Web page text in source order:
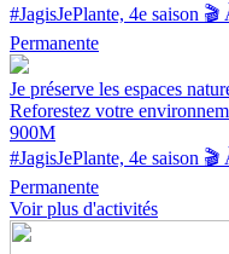
#JagisJePlante, 4e saison 🎬
Permanente
Je préserve les espaces
Reforestez votre
900M
#JagisJePlante, 4e saison 🎬
Permanente
Voir plus d'activités